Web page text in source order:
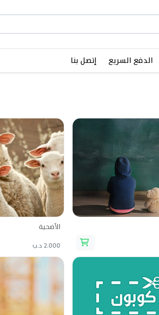
الدفع السريع إتصل بنا
الأضحية
2.000 د.ب